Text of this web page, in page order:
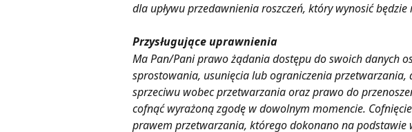
dla upływu przedawnienia roszczeń, który wynosić
Przysługujące uprawnienia
Ma Pan/Pani prawo żądania dostępu do swoich danych
sprostowania, usunięcia lub ograniczenia przetwarzania,
sprzeciwu wobec przetwarzania oraz prawo do
cofnąć wyrażoną zgodę w dowolnym momencie.
prawem przetwarzania, którego dokonano na podstawie